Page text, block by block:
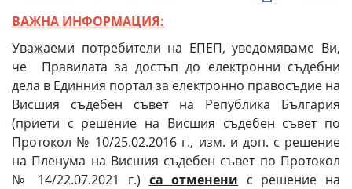
ВАЖНА ИНФОРМАЦИЯ:
Уважаеми потребители на ЕПЕП, уведомяваме Ви,
че Правилата за достъп до електронни съдебни
дела в Единния портал за електронно правосъдие на
Висшия съдебен съвет на Република България
(приети с решение на Висшия съдебен съвет по
Протокол № 10/25.02.2016 г., изм. и доп. с решение
на Пленума на Висшия съдебен съвет по Протокол
№ 14/22.07.2021 г.) са отменени с решение на